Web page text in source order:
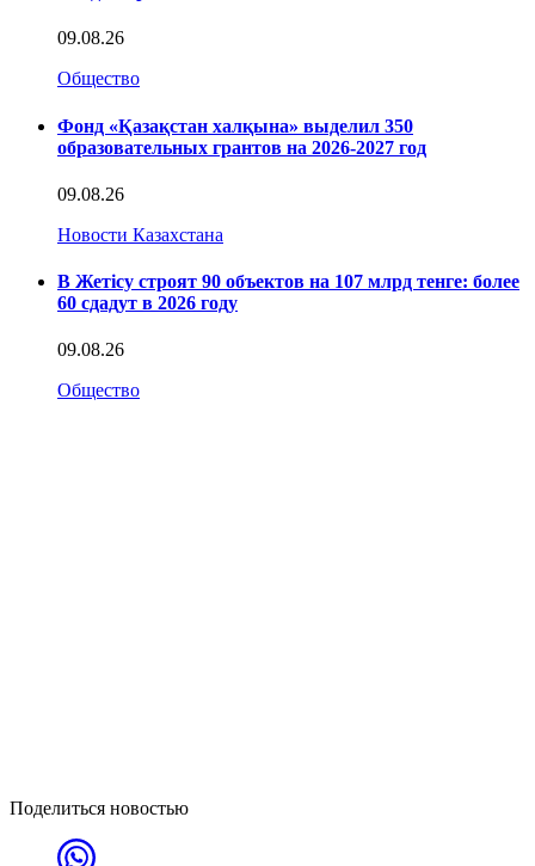
09.08.26
Общество
Фонд «Қазақстан халқына» выделил 350
образовательных грантов на 2026-2027 год
09.08.26
Новости Казахстана
В Жетісу строят 90 объектов на 107 млрд тенге: более
60 сдадут в 2026 году
09.08.26
Общество
Поделиться новостью